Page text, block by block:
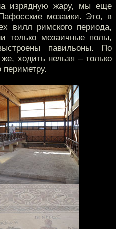
изрядную жару, мы еще
мозаики. Это, в
вилл римского периода,
только мозаичные полы,
павильоны. По
ходить нельзя – только